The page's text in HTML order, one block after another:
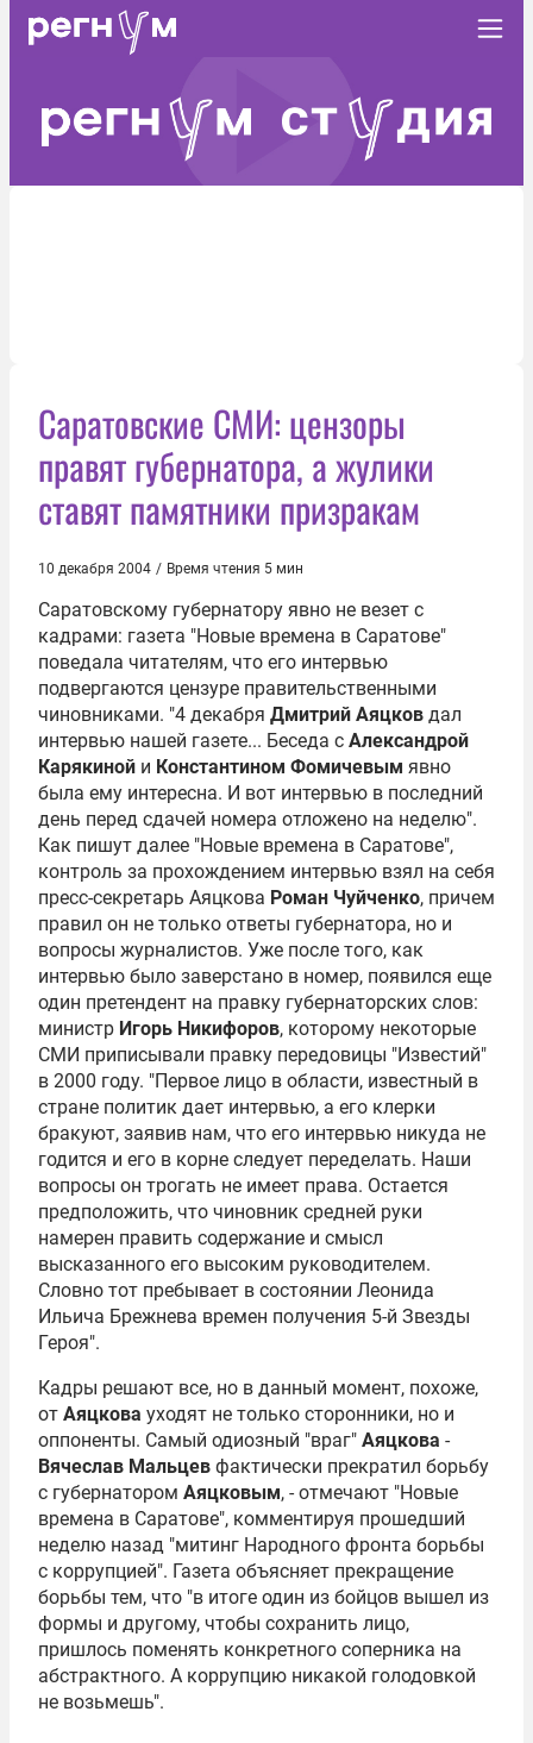
Саратовские СМИ: цензоры
правят губернатора, а жулики
ставят памятники призракам
10 декабря 2004 / Время чтения 5 мин
Саратовскому губернатору явно не везет с
кадрами: газета "Новые времена в Саратове"
поведала читателям, что его интервью
подвергаются цензуре правительственными
чиновниками. "4 декабря Дмитрий Аяцков дал
интервью нашей газете... Беседа с Александрой
Карякиной и Константином Фомичевым явно
была ему интересна. И вот интервью в последний
день перед сдачей номера отложено на неделю".
Как пишут далее "Новые времена в Саратове",
контроль за прохождением интервью взял на себя
пресс-секретарь Аяцкова Роман Чуйченко, причем
правил он не только ответы губернатора, но и
вопросы журналистов. Уже после того, как
интервью было заверстано в номер, появился еще
один претендент на правку губернаторских слов:
министр Игорь Никифоров, которому некоторые
СМИ приписывали правку передовицы "Известий"
в 2000 году. "Первое лицо в области, известный в
стране политик дает интервью, а его клерки
бракуют, заявив нам, что его интервью никуда не
годится и его в корне следует переделать. Наши
вопросы он трогать не имеет права. Остается
предположить, что чиновник средней руки
намерен править содержание и смысл
высказанного его высоким руководителем.
Словно тот пребывает в состоянии Леонида
Ильича Брежнева времен получения 5-й Звезды
Героя".
Кадры решают все, но в данный момент, похоже,
от Аяцкова уходят не только сторонники, но и
оппоненты. Самый одиозный "враг" Аяцкова -
Вячеслав Мальцев фактически прекратил борьбу
с губернатором Аяцковым, - отмечают "Новые
времена в Саратове", комментируя прошедший
неделю назад "митинг Народного фронта борьбы
с коррупцией". Газета объясняет прекращение
борьбы тем, что "в итоге один из бойцов вышел из
формы и другому, чтобы сохранить лицо,
пришлось поменять конкретного соперника на
абстрактного. А коррупцию никакой голодовкой
не возьмешь".